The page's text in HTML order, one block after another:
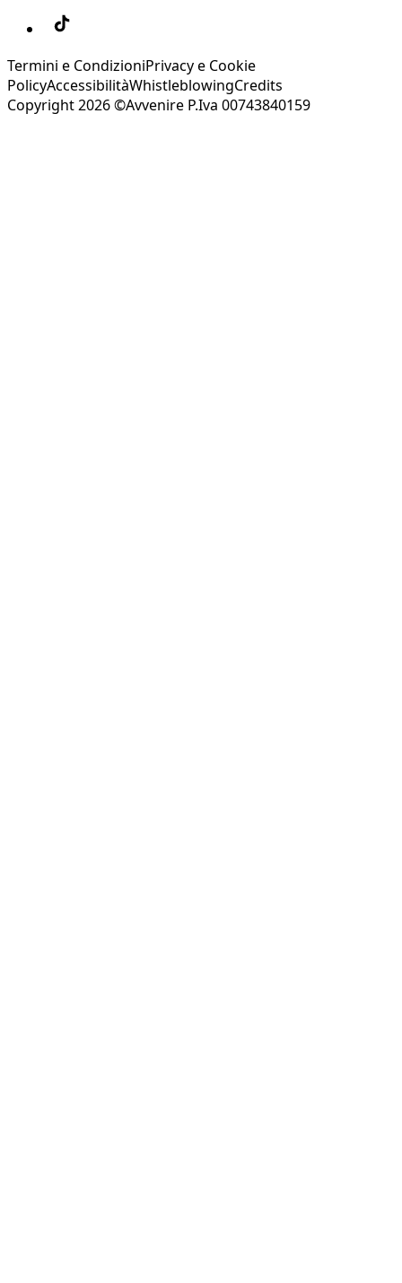
Termini e CondizioniPrivacy e Cookie
PolicyAccessibilitàWhistleblowingCredits
Copyright 2026 ©Avvenire P.Iva 00743840159